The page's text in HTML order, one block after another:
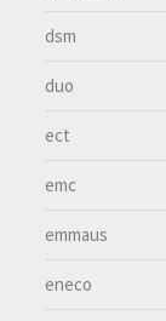
dsm
duo
ect
emc
emmaus
eneco